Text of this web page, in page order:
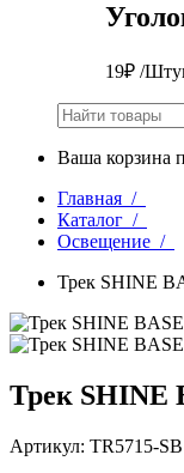
19₽ /
Ваша корзина
Главная /
Каталог /
Освещение /
Трек SHINE
Трек SHINE
Артикул: TR5715-SB